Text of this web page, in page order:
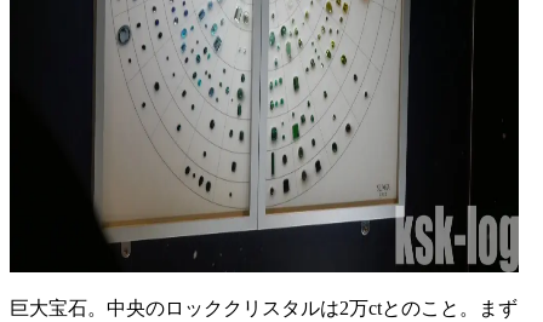
巨大宝石。中央のロッククリスタルは2万ctとのこと。まず